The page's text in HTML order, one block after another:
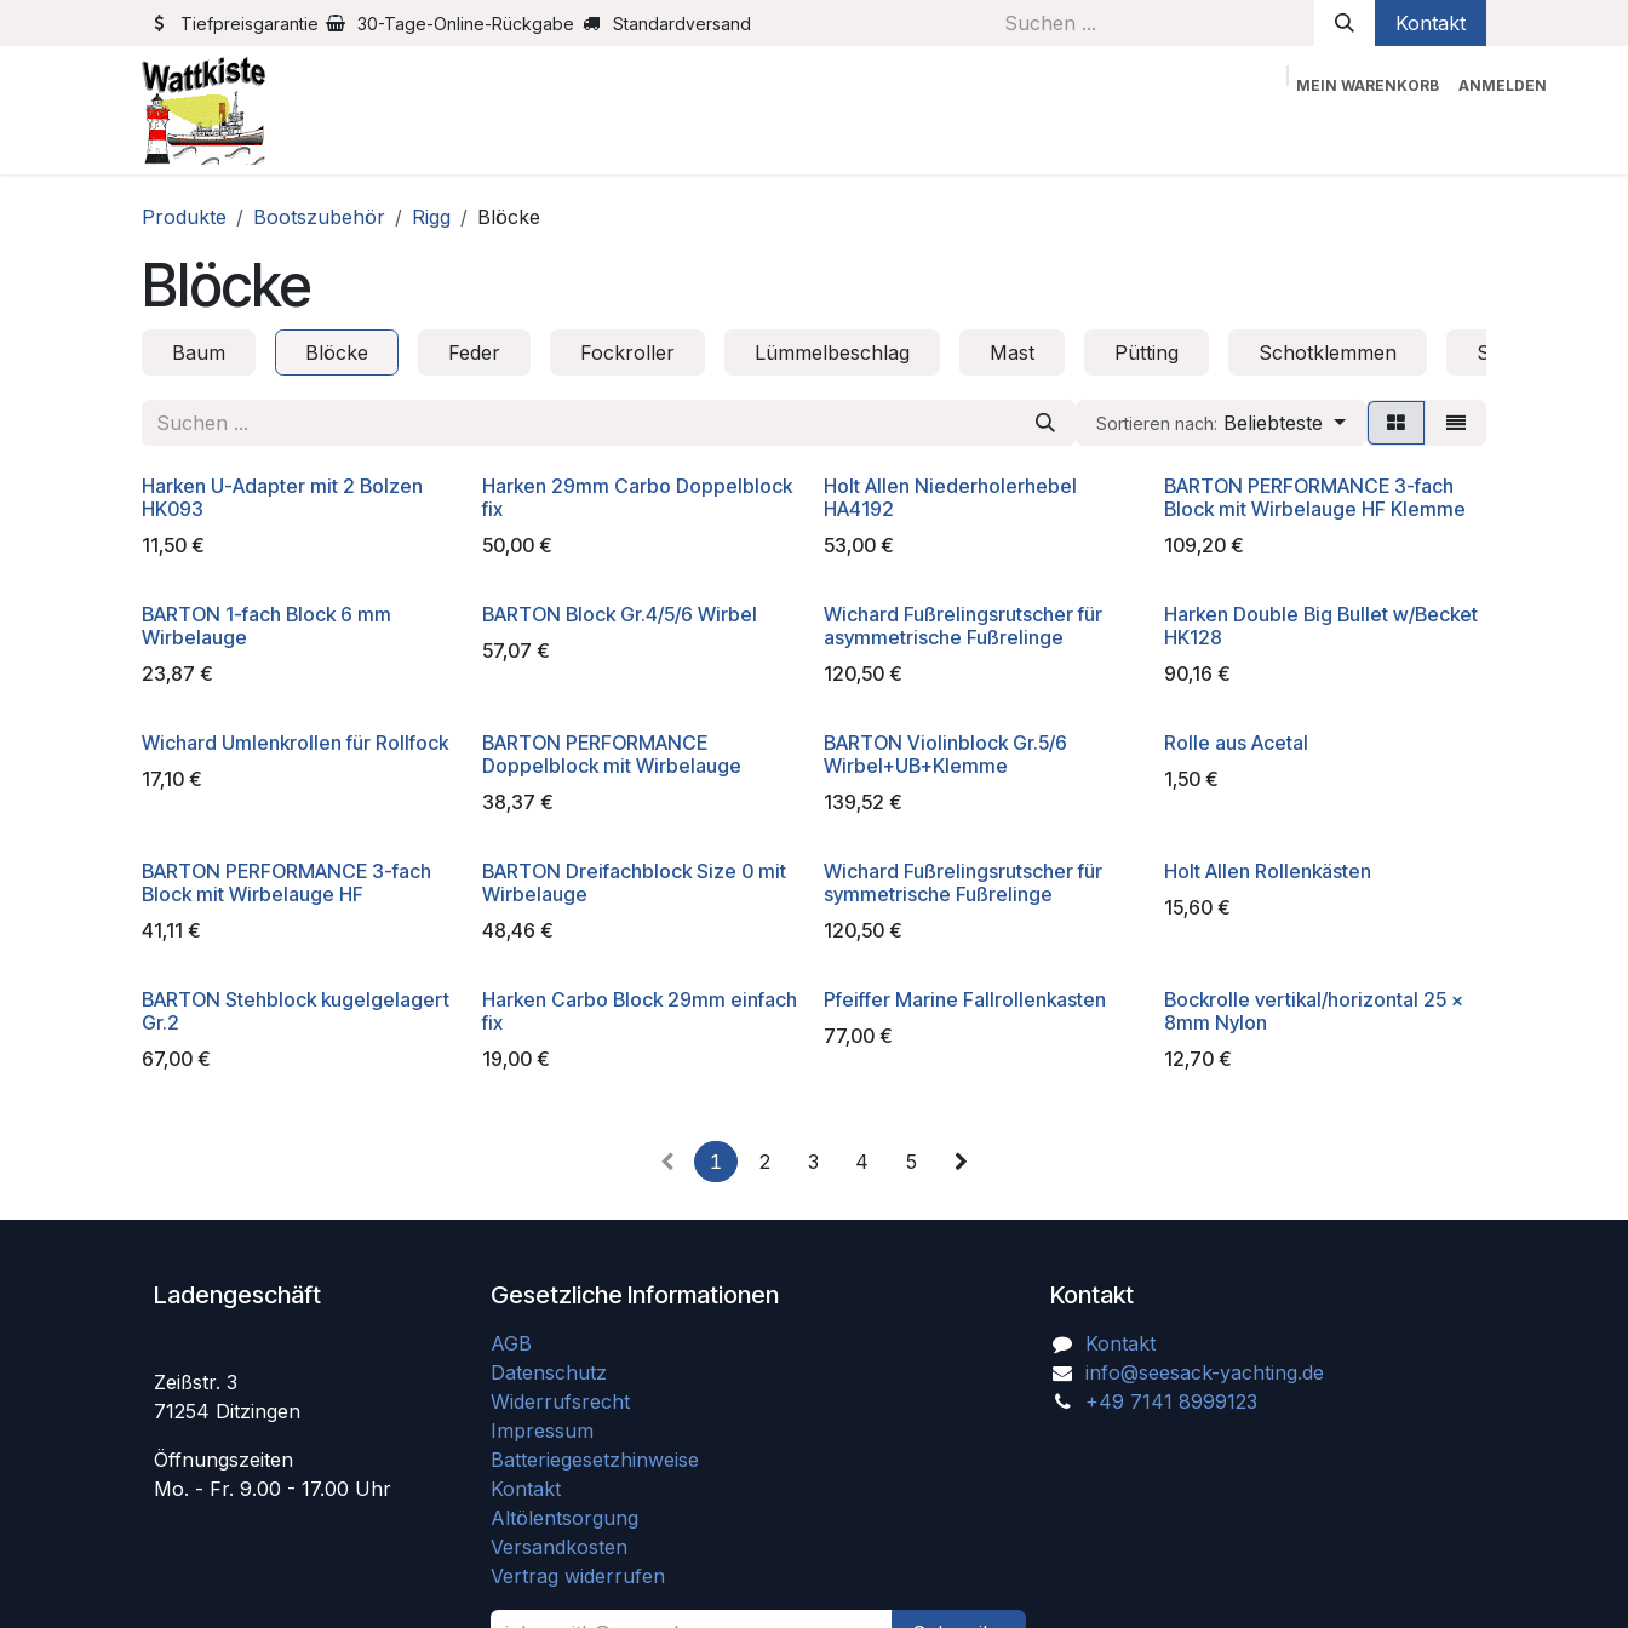
Zum Inhalt springenTiefpreisgarantie 30-Tage-Online-Rückgabe Standardversand Kontakt
MEIN WARENKORB ANMELDEN
Produkte Bootszubehör Rigg Blöcke
Blöcke
Baum Blöcke Feder Fockroller Lümmelbeschlag Mast Pütting Schotklemmen Stagreiter
Sortieren nach: Beliebteste
Harken U-Adapter mit 2 Bolzen
HK093
11,50 €
Harken 29mm Carbo Doppelblock
fix
50,00 €
Holt Allen Niederholerhebel
HA4192
53,00€
BARTON PERFORMANCE 3-fach
Block mit Wirbelauge HF Klemme
109,20 €
BARTON 1-fach Block 6 mm
Wirbelauge
23,87 €
BARTON Block Gr.4/5/6 Wirbel
57,07 €
Wichard Fußrelingsrutscher für
asymmetrische Fußrelinge
120,50€
Harken Double Big Bullet w/Becket
HK128
90,16 €
Wichard Umlenkrollen für Rollfock
17,10 €
BARTON PERFORMANCE
Doppelblock mit Wirbelauge
38,37 €
BARTON Violinblock Gr.5/6
Wirbel+UB+Klemme
139,52 €
Rolle aus Acetal
1,50 €
BARTON PERFORMANCE 3-fach
Block mit Wirbelauge HF
41,11 €
BARTON Dreifachblock Size 0 mit
Wirbelauge
48,46 €
Wichard Fußrelingsrutscher für
symmetrische Fußrelinge
120,50€
Holt Allen Rollenkästen
15,60 €
BARTON Stehblock kugelgelagert
Gr.2
67,00 €
Harken Carbo Block 29mm einfach
fix
19,00 €
Pfeiffer Marine Fallrollenkasten
77,00€
Bockrolle vertikal/horizontal 25 x
8mm Nylon
12,70 €
1 2 3 4 5
Ladengeschäft
Zeißstr. 3
71254 Ditzingen
Öffnungszeiten
Mo. - Fr. 9.00 - 17.00 Uhr
Kontakt
Kontakt
info@seesack-yachting.de
+49 7141 8999123
Gesetzliche Informationen
AGB
Datenschutz
Widerrufsrecht
Impressum
Batteriegesetzhinweise
Kontakt
Altölentsorgung
Versandkosten
Vertrag widerrufen